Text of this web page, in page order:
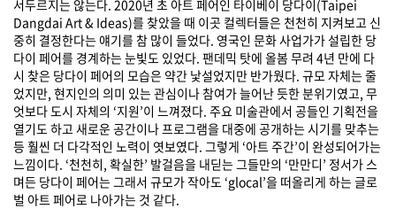
서두르지는 않는다. 2020년 초 아트 페어인 타이베이 당다이(Taipei
Dangdai Art & Ideas)를 찾았을 때 이곳 컬렉터들은 천천히 지켜보고 신
중히 결정한다는 얘기를 참 많이 들었다. 영국인 문화 사업가가 설립한 당
다이 페어를 경계하는 눈빛도 있었다. 팬데믹 탓에 올봄 무려 4년 만에 다
시 찾은 당다이 페어의 모습은 약간 낯설었지만 반가웠다. 규모 자체는 줄
었지만, 현지인의 의미 있는 관심이나 참여가 늘어난 듯한 분위기였고, 무
엇보다 도시 자체의 ‘지원’이 느껴졌다. 주요 미술관에서 공들인 기획전을
열기도 하고 새로운 공간이나 프로그램을 대중에 공개하는 시기를 맞추는
등 훨씬 더 다각적인 노력이 엿보였다. 그렇게 ‘아트 주간’이 완성되어가는
느낌이다. ‘천천히, 확실한’ 발걸음을 내딛는 그들만의 ‘만만디’ 정서가 스
며든 당다이 페어는 그래서 규모가 작아도 ‘glocal’을 떠올리게 하는 글로
벌 아트 페어로 나아가는 것 같다.